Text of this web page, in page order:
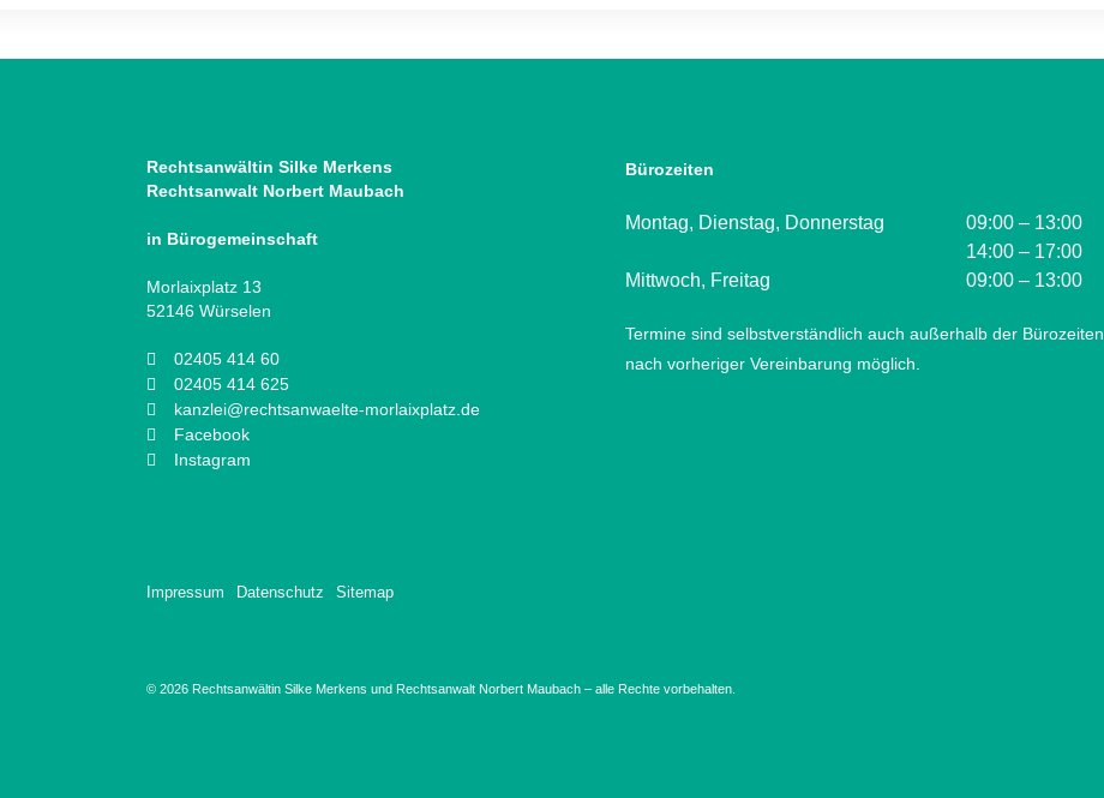
Rechtsanwältin Silke Merkens
Rechtsanwalt Norbert Maubach
in Bürogemeinschaft
Morlaixplatz 13
52146 Würselen
02405 414 60
02405 414 625
kanzlei@rechtsanwaelte-morlaixplatz.de
Facebook
Instagram
Bürozeiten
Montag, Dienstag, Donnerstag
09:00 – 13:00
14:00 – 17:00
Mittwoch, Freitag
09:00 – 13:00
Termine sind selbstverständlich auch außerhalb der Bürozeiten
nach vorheriger Vereinbarung möglich.
Impressum Datenschutz Sitemap
© 2026 Rechtsanwältin Silke Merkens und Rechtsanwalt Norbert Maubach – alle Rechte vorbehalten.